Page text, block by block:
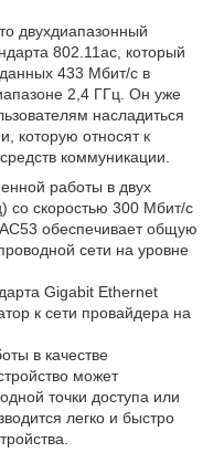
двухдиапазонный
802.11ac, который
433 Мбит/с в
2,4 ГГц. Он уже
насладиться
которую относят к
коммуникации.
работы в двух
со скоростью 300 Мбит/с
обеспечивает общую
сети на уровне
Gigabit Ethernet
к сети провайдера на
в качестве
может
точки доступа или
легко и быстро